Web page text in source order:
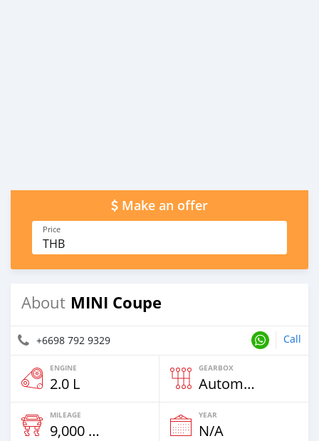
Make an offer
Price
THB
About MINI Coupe
+6698 792 9329 Call
ENGINE
2.0 L
GEARBOX
Automatic
MILEAGE
9,000 Km
YEAR
N/A